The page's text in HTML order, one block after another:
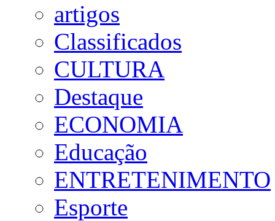
artigos
Classificados
CULTURA
Destaque
ECONOMIA
Educação
ENTRETENIMENTO
Esporte